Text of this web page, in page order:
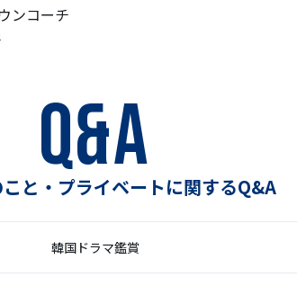
ンコーチ
Q&A
と・プライベートに関するQ&A
韓国ドラマ鑑賞